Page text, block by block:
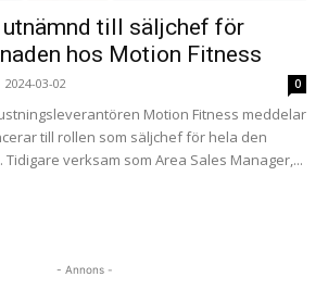
till säljchef för
hos Motion Fitness
2024-03-02 0
Motion Fitness meddelar
till rollen som säljchef för hela den
verksam som Area Sales Manager,...
- Annons -